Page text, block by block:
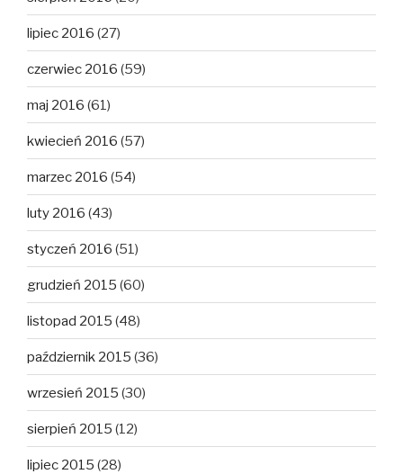
lipiec 2016 (27)
czerwiec 2016 (59)
maj 2016 (61)
kwiecień 2016 (57)
marzec 2016 (54)
luty 2016 (43)
styczeń 2016 (51)
grudzień 2015 (60)
listopad 2015 (48)
październik 2015 (36)
wrzesień 2015 (30)
sierpień 2015 (12)
lipiec 2015 (28)